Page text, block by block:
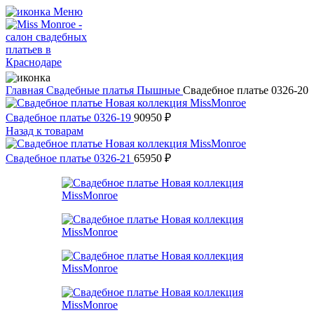
Меню
Главная Свадебные платья Пышные Свадебное платье 0326-20
Свадебное платье 0326-19 90950 ₽
Назад к товарам
Свадебное платье 0326-21 65950 ₽